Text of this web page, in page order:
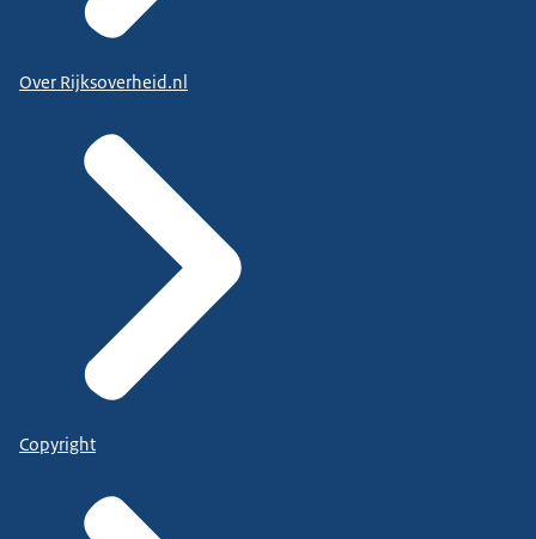
Over Rijksoverheid.nl
Copyright